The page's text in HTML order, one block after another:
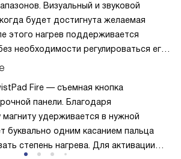
Визуальный и звуковой
будет достигнута желаемая
этого нагрев поддерживается
необходимости регулироваться его,
исключено.
Fire — съемная кнопка
панели. Благодаря
удерживается в нужной
буквально одним касанием пальца
степень нагрева. Для активации